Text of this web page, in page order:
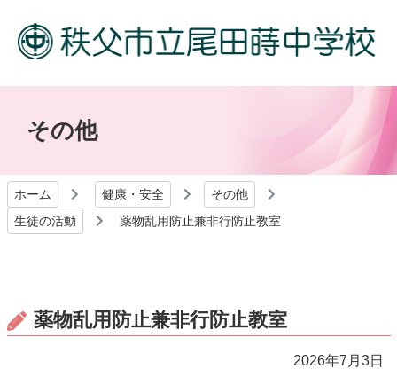
その他
ホーム 健康・安全
その他
生徒の活動
薬物乱用防止兼非行防止教室
薬物乱用防止兼非行防止教室
2026年7月3日